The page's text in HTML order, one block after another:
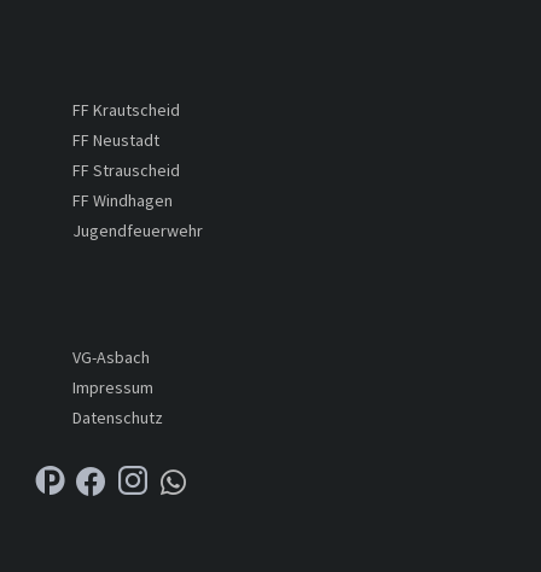
FF Krautscheid
FF Neustadt
FF Strauscheid
FF Windhagen
Jugendfeuerwehr
VG-Asbach
Impressum
Datenschutz